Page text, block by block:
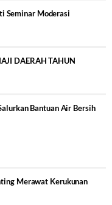
Seminar Moderasi
DAERAH TAHUN
Bantuan Air Bersih
Merawat Kerukunan